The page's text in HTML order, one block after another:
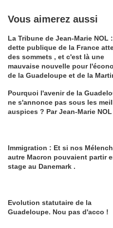
Vous aimerez aussi
La Tribune de Jean-Marie NOL
dette publique de la France
des sommets , et c'est là une
mauvaise nouvelle pour
de la Guadeloupe et de la
Pourquoi l'avenir de la
ne s'annonce pas sous les
auspices ? Par Jean-Marie NOL
Immigration : Et si nos
autre Macron pouvaient partir
stage au Danemark .
Evolution statutaire de la
Guadeloupe. Nou pas d'acco !